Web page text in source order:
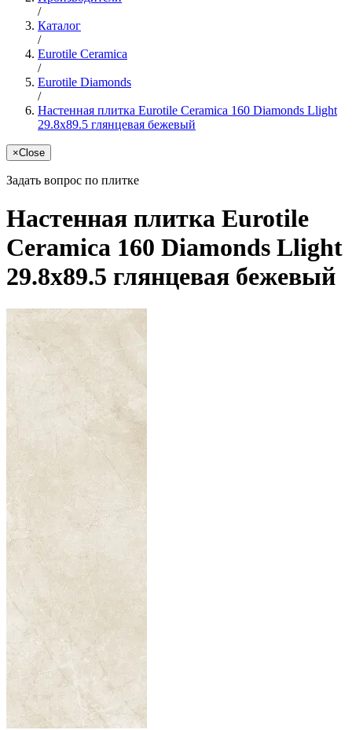
/
Каталог
/
Eurotile Ceramica
/
Eurotile Diamonds
/
Настенная плитка Eurotile Ceramica 160 Diamonds Llight
29.8x89.5 глянцевая бежевый
×Close
Задать вопрос по плитке
Настенная плитка Eurotile
Ceramica 160 Diamonds Llight
29.8x89.5 глянцевая бежевый